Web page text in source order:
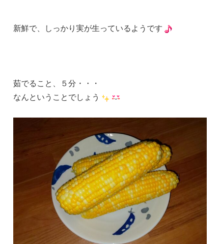
新鮮で、しっかり実が生っているようです
茹でること、５分・・・
なんということでしょう